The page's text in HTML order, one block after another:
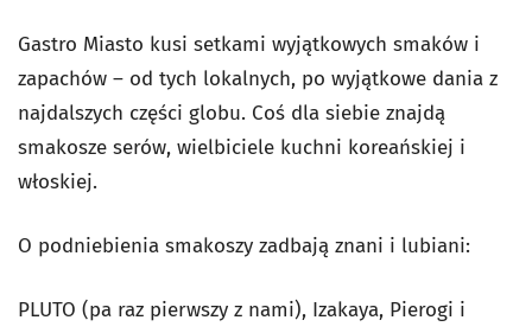
Gastro Miasto kusi setkami wyjątkowych smaków i
zapachów – od tych lokalnych, po wyjątkowe dania z
najdalszych części globu. Coś dla siebie znajdą
smakosze serów, wielbiciele kuchni koreańskiej i
włoskiej.
O podniebienia smakoszy zadbają znani i lubiani:
PLUTO (pa raz pierwszy z nami), Izakaya, Pierogi i